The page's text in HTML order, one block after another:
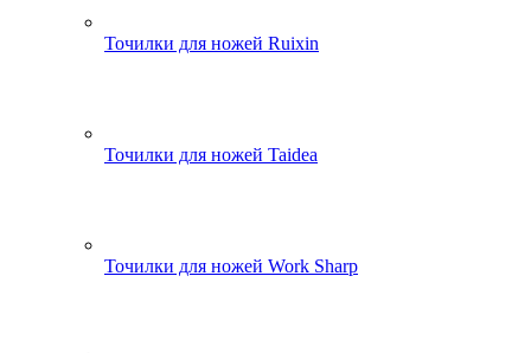
Точилки для ножей Ruixin
Точилки для ножей Taidea
Точилки для ножей Work Sharp